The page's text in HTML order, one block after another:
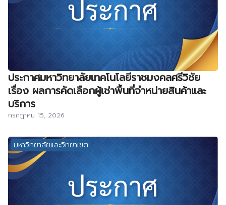
ประกาศมหาวิทยาลัยเทคโนโลยีราชมงคลศรีวิชัย
เรื่อง ผลการคัดเลือกผู้เช่าพื้นที่จำหน่ายสินค้าและ
บริการ
กรกฎาคม 15, 2026
มหาวิทยาลัยและวิทยาเขต